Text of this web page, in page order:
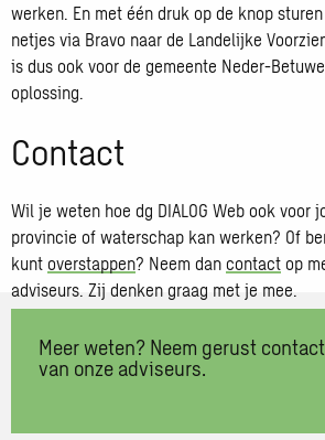
werken. En met één druk op de knop
netjes via Bravo naar de Landelijke
is dus ook voor de gemeente Neder-
oplossing.
Contact
Wil je weten hoe dg DIALOG Web ook voor
provincie of waterschap kan werken? Of
kunt overstappen? Neem dan contact op
adviseurs. Zij denken graag met je mee.
Meer weten? Neem gerust
van onze adviseurs.